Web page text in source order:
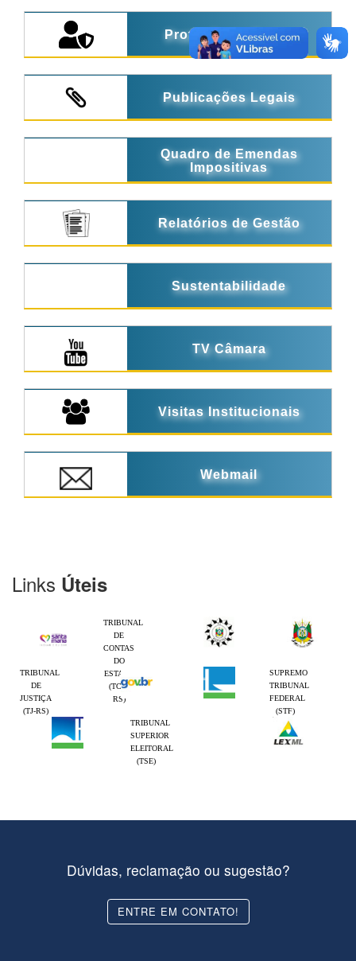
Proteção de Dados
Publicações Legais
Quadro de Emendas
Impositivas
Relatórios de Gestão
Sustentabilidade
TV Câmara
Visitas Institucionais
Webmail
Links Úteis
TRIBUNAL
DE
CONTAS
DO
ESTADO
(TCE-
RS)
TRIBUNAL
DE
JUSTIÇA
(TJ-RS)
SUPREMO
TRIBUNAL
FEDERAL
(STF)
TRIBUNAL
SUPERIOR
ELEITORAL
(TSE)
Dúvidas, reclamação ou sugestão?
ENTRE EM CONTATO!